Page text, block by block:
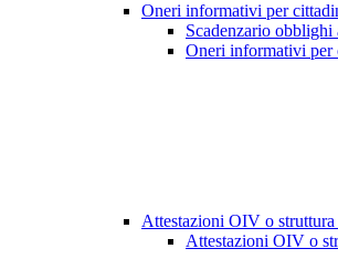
Oneri informativi per
Scadenzario
Oneri informativi per
Attestazioni OIV o struttura
Attestazioni OIV o